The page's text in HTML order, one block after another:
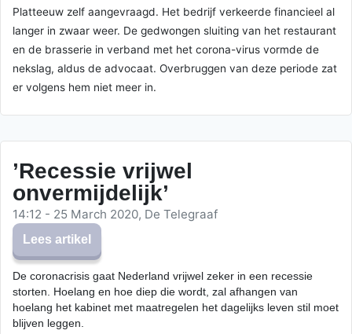
Platteeuw zelf aangevraagd. Het bedrijf verkeerde financieel al
langer in zwaar weer. De gedwongen sluiting van het restaurant
en de brasserie in verband met het corona-virus vormde de
nekslag, aldus de advocaat. Overbruggen van deze periode zat
er volgens hem niet meer in.
’Recessie vrijwel
onvermijdelijk’
14:12 - 25 March 2020, De Telegraaf
Lees artikel
De coronacrisis gaat Nederland vrijwel zeker in een recessie
storten. Hoelang en hoe diep die wordt, zal afhangen van
hoelang het kabinet met maatregelen het dagelijks leven stil moet
blijven leggen.